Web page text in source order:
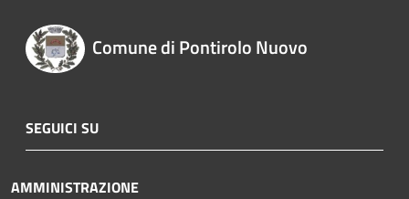
Comune di Pontirolo Nuovo
SEGUICI SU
AMMINISTRAZIONE